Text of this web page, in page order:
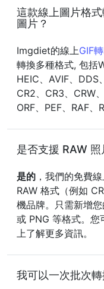
這款線上圖片格
圖片？
Imgdiet的線上GIF
轉換多種格式, 包括
HEIC、AVIF、DDS
CR2、CR3、CRW
ORF、PEF、RAF、
是否支援 RAW 照
是的 ，我們的免費
RAW 格式（例如
機品牌。只需新增
或 PNG 等格式。您
上了解更多資訊。
我可以一次批次